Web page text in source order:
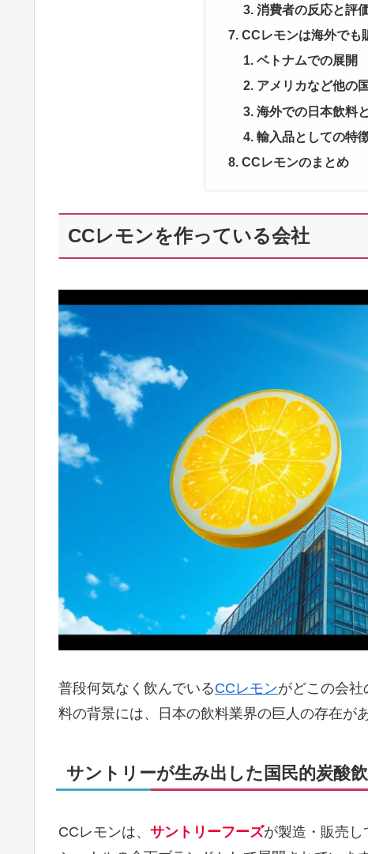
消費者の反応と評
CCレモンは海外でも
ベトナムでの展開
アメリカなど他の
海外での日本飲料
輸入品としての特
CCレモンのまとめ
CCレモンを作っている会社
普段何気なく飲んでいるCCレモンがどこの会
料の背景には、日本の飲料業界の巨人の存在が
サントリーが生み出した国民的炭酸
CCレモンは、 サントリーフーズが製造・販売し